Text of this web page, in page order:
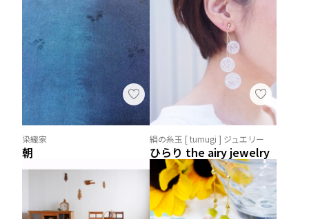
染織家
朝
絹の糸玉 [ tumugi ] ジュエリー
ひらり the airy jewelry